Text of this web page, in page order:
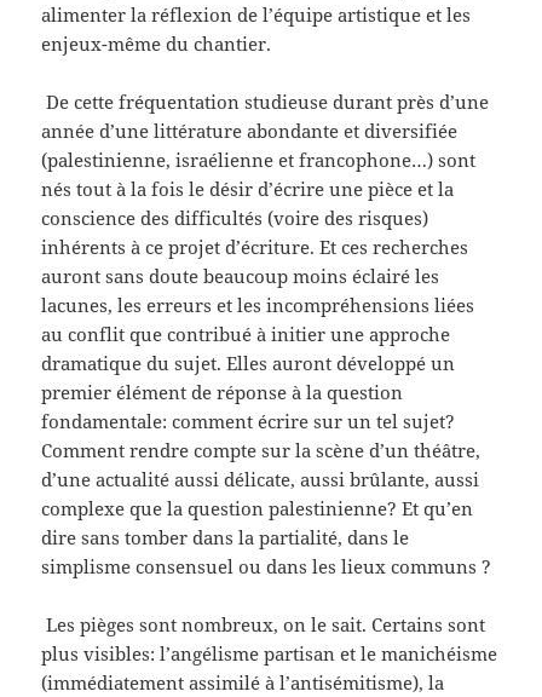
alimenter la réflexion de l’équipe artistique et les
enjeux-même du chantier.
De cette fréquentation studieuse durant près d’une
année d’une littérature abondante et diversifiée
(palestinienne, israélienne et francophone…) sont
nés tout à la fois le désir d’écrire une pièce et la
conscience des difficultés (voire des risques)
inhérents à ce projet d’écriture. Et ces recherches
auront sans doute beaucoup moins éclairé les
lacunes, les erreurs et les incompréhensions liées
au conflit que contribué à initier une approche
dramatique du sujet. Elles auront développé un
premier élément de réponse à la question
fondamentale: comment écrire sur un tel sujet?
Comment rendre compte sur la scène d’un théâtre,
d’une actualité aussi délicate, aussi brûlante, aussi
complexe que la question palestinienne? Et qu’en
dire sans tomber dans la partialité, dans le
simplisme consensuel ou dans les lieux communs ?
Les pièges sont nombreux, on le sait. Certains sont
plus visibles: l’angélisme partisan et le manichéisme
(immédiatement assimilé à l’antisémitisme), la